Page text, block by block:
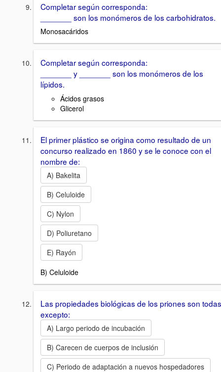
Completar según corresponda:
_______ son los monómeros de los carbohidratos.
Monosacáridos
Completar según corresponda:
_______ y _______ son los monómeros de los
lípidos.
Ácidos grasos
Glicerol
El primer plástico se origina como resultado de un
concurso realizado en 1860 y se le conoce con el
nombre de:
A) Bakelita
B) Celuloide
C) Nylon
D) Poliuretano
E) Rayón
B) Celuloide
Las propiedades biológicas de los priones son todas
excepto:
A) Largo periodo de incubación
B) Carecen de cuerpos de inclusión
C) Periodo de adaptación a nuevos hospedadores